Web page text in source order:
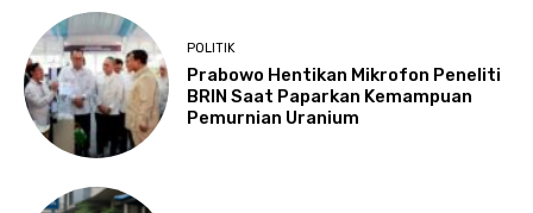
POLITIK
Prabowo Hentikan Mikrofon Peneliti
BRIN Saat Paparkan Kemampuan
Pemurnian Uranium